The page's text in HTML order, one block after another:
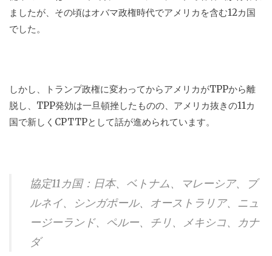
ましたが、その頃はオバマ政権時代でアメリカを含む12カ国
でした。
しかし、トランプ政権に変わってからアメリカがTPPから離
脱し、 TPP発効は一旦頓挫したものの、アメリカ抜きの11カ
国で新しく CPTTPとして話が進められています。
協定11カ国：日本、ベトナム、マレーシア、ブ
ルネイ、シンガポール、オーストラリア、ニュ
ージーランド、ペルー、チリ、メキシコ、カナ
ダ